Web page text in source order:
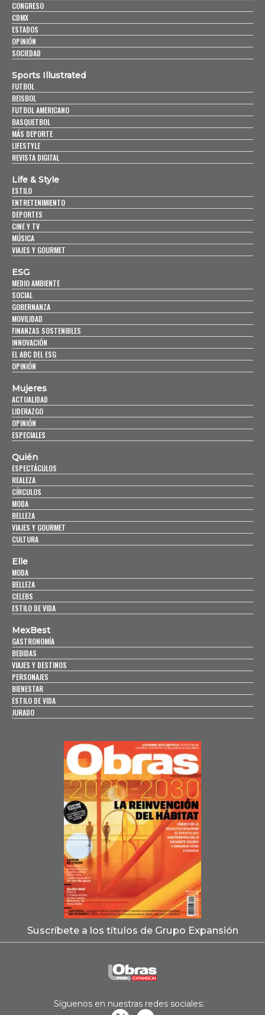
CONGRESO
CDMX
ESTADOS
OPINIÓN
SOCIEDAD
Sports Illustrated
FUTBOL
BEISBOL
FUTBOL AMERICANO
BASQUETBOL
MÁS DEPORTE
LIFESTYLE
REVISTA DIGITAL
Life & Style
ESTILO
ENTRETENIMIENTO
DEPORTES
CINE Y TV
MÚSICA
VIAJES Y GOURMET
ESG
MEDIO AMBIENTE
SOCIAL
GOBERNANZA
MOVILIDAD
FINANZAS SOSTENIBLES
INNOVACIÓN
EL ABC DEL ESG
OPINIÓN
Mujeres
ACTUALIDAD
LIDERAZGO
OPINIÓN
ESPECIALES
Quién
ESPECTÁCULOS
REALEZA
CÍRCULOS
MODA
BELLEZA
VIAJES Y GOURMET
CULTURA
Elle
MODA
BELLEZA
CELEBS
ESTILO DE VIDA
MexBest
GASTRONOMÍA
BEBIDAS
VIAJES Y DESTINOS
PERSONAJES
BIENESTAR
ESTILO DE VIDA
JURADO
Suscríbete a los títulos de Grupo Expansión
Síguenos en nuestras redes sociales: